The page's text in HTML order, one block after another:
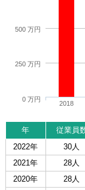
2018
0 万円
250 万円
500 万円
年 従業員
2022年
30人
2021年
28人
2020年
28人